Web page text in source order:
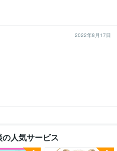
2022年8月17日
人気サービス